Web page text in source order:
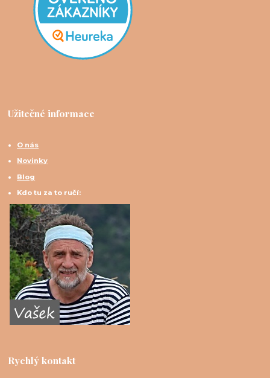
Užitečné informace
O nás
Novinky
Blog
Kdo tu za to ručí:
Rychlý kontakt